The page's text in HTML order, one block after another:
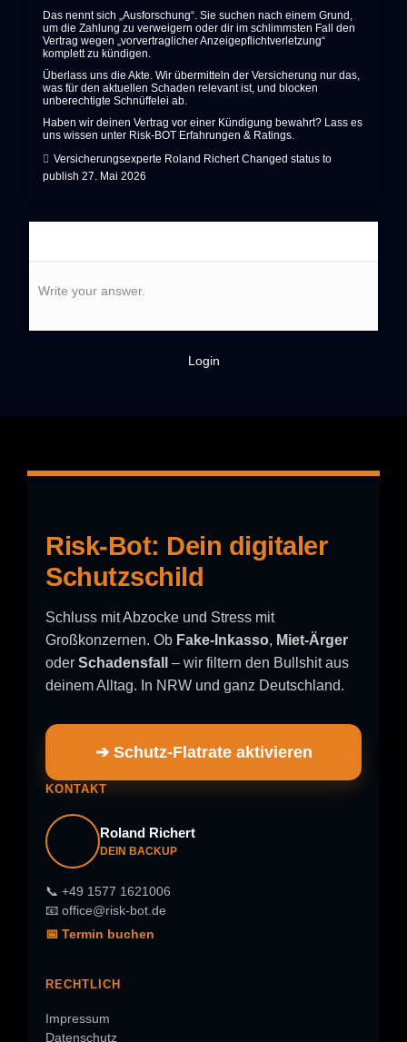
Das nennt sich „Ausforschung“. Sie suchen nach einem Grund,
um die Zahlung zu verweigern oder dir im schlimmsten Fall den
Vertrag wegen „vorvertraglicher Anzeigepflichtverletzung“
komplett zu kündigen.
Überlass uns die Akte. Wir übermitteln der Versicherung nur das,
was für den aktuellen Schaden relevant ist, und blocken
unberechtigte Schnüffelei ab.
Haben wir deinen Vertrag vor einer Kündigung bewahrt? Lass es
uns wissen unter Risk-BOT Erfahrungen & Ratings
Versicherungsexperte Roland RichertChanged status to
publish 27. Mai 2026
Write your answer.
Login
Risk-Bot: Dein digitaler
Schutzschild
Schluss mit Abzocke und Stress mit
Großkonzernen. Ob Fake-Inkasso, Miet-Ärger
oder Schadensfall
– wir filtern den Bullshit aus
deinem Alltag. In NRW und ganz Deutschland.
➔ Schutz-Flatrate aktivieren
KONTAKT
Roland Richert
DEIN BACKUP
📞 +49 1577 1621006
📧 office@risk-bot.de
📅 Termin buchen
RECHTLICH
Impressum
Datenschutz